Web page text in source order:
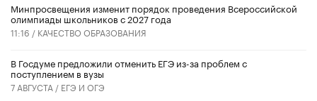
Минпросвещения изменит порядок проведения Всероссийской
олимпиады школьников с 2027 года
11:16 / КАЧЕСТВО ОБРАЗОВАНИЯ
В Госдуме предложили отменить ЕГЭ из-за проблем с
поступлением в вузы
7 АВГУСТА / ЕГЭ И ОГЭ